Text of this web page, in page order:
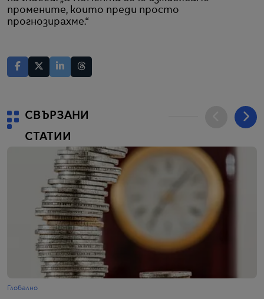
промените, които преди просто
прогнозирахме.“
СВЪРЗАНИ
СТАТИИ
Глобално